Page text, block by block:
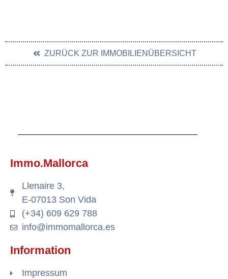
ZURÜCK ZUR IMMOBILIENÜBERSICHT
Immo.Mallorca
Llenaire 3,
E-07013 Son Vida
(+34) 609 629 788
info@immomallorca.es
Information
Impressum